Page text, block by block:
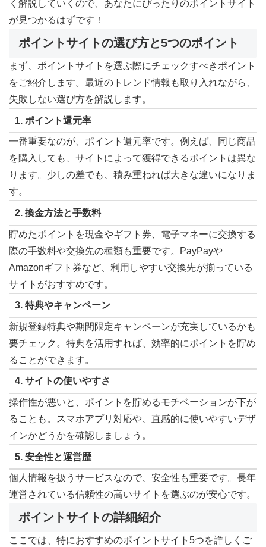
く解説していくので、あなたにぴったりのポイントサイト
が見つかるはずです！
ポイントサイトの選び方と5つのポイント
まず、ポイントサイトを選ぶ際にチェックすべきポイント
をご紹介します。最近のトレンド情報も取り入れながら、
失敗しない選び方を解説します。
1. ポイント還元率
一番重要なのが、ポイント還元率です。例えば、同じ商品
を購入しても、サイトによって獲得できるポイントは異な
ります。少しの差でも、積み重ねれば大きな違いになりま
す。
2. 換金方法と手数料
貯めたポイントを現金やギフト券、電子マネーに交換する
際の手数料や交換先の種類も重要です。PayPayや
Amazonギフト券など、利用しやすい交換先が揃っている
サイトがおすすめです。
3. 特典やキャンペーン
新規登録特典や期間限定キャンペーンが充実しているかも
要チェック。特典を活用すれば、効率的にポイントを貯め
ることができます。
4. サイトの使いやすさ
操作性が悪いと、ポイントを貯めるモチベーションが下が
ることも。スマホアプリ対応や、直感的に使いやすいデザ
インかどうかを確認しましょう。
5. 安全性と運営歴
個人情報を扱うサービスなので、安全性も重要です。長年
運営されている信頼性の高いサイトを選ぶのが安心です。
ポイントサイトの詳細紹介
ここでは、特におすすめのポイントサイト5つを詳しくご